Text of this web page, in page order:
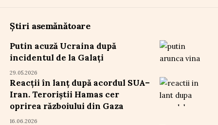
Știri asemănătoare
Putin acuză Ucraina după
incidentul de la Galați
29.05.2026
Reacții în lanț după acordul SUA–
Iran. Teroriștii Hamas cer
oprirea războiului din Gaza
16.06.2026